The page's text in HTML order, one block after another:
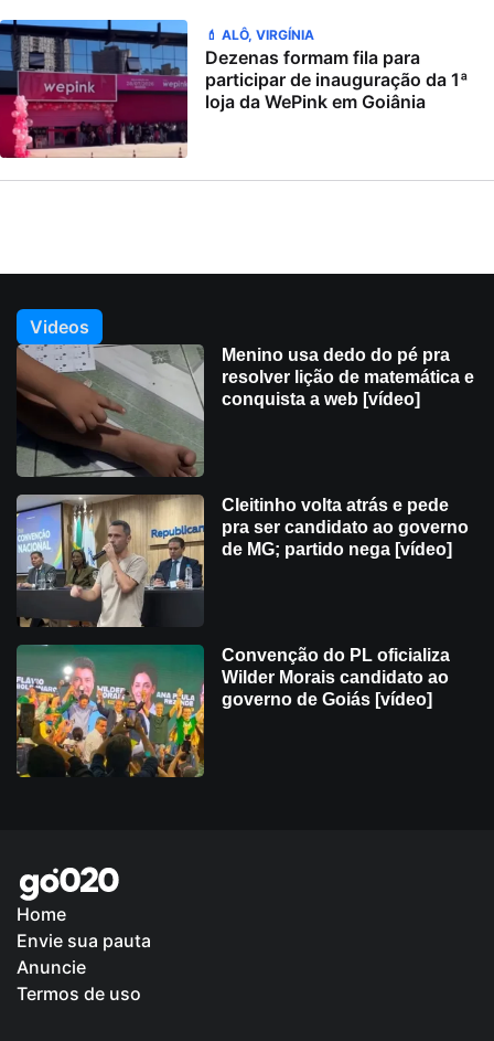
💄 ALÔ, VIRGÍNIA
Dezenas formam fila para
participar de inauguração da 1ª
loja da WePink em Goiânia
Videos
Menino usa dedo do pé pra
resolver lição de matemática e
conquista a web [vídeo]
Cleitinho volta atrás e pede
pra ser candidato ao governo
de MG; partido nega [vídeo]
Convenção do PL oficializa
Wilder Morais candidato ao
governo de Goiás [vídeo]
Home
Envie sua pauta
Anuncie
Termos de uso